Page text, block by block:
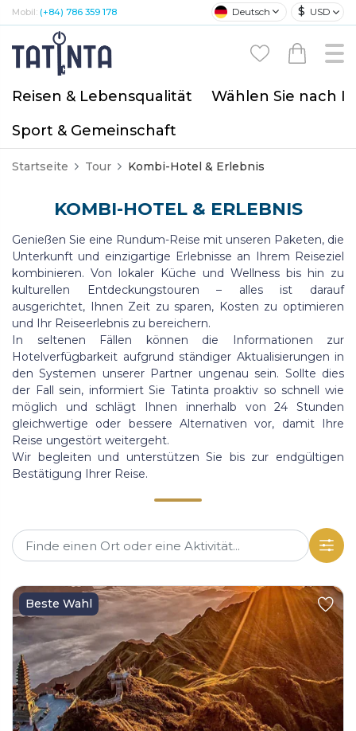
Mobil: (+84) 786 359 178 Deutsch $ USD
Reisen & Lebensqualität
Wählen Sie nach
Sport & Gemeinschaft
Startseite Tour Kombi-Hotel & Erlebnis
KOMBI-HOTEL & ERLEBNIS
Genießen Sie eine Rundum-Reise mit unseren Paketen, die
Unterkunft und einzigartige Erlebnisse an Ihrem Reiseziel
kombinieren. Von lokaler Küche und Wellness bis hin zu
kulturellen Entdeckungstouren – alles ist darauf
ausgerichtet, Ihnen Zeit zu sparen, Kosten zu optimieren
und Ihr Reiseerlebnis zu bereichern.
In seltenen Fällen können die Informationen zur
Hotelverfügbarkeit aufgrund ständiger Aktualisierungen in
den Systemen unserer Partner ungenau sein. Sollte dies
der Fall sein, informiert Sie Tatinta proaktiv so schnell wie
möglich und schlägt Ihnen innerhalb von 24 Stunden
gleichwertige oder bessere Alternativen vor, damit Ihre
Reise ungestört weitergeht.
Wir begleiten und unterstützen Sie bis zur endgültigen
Bestätigung Ihrer Reise.
Beste Wahl